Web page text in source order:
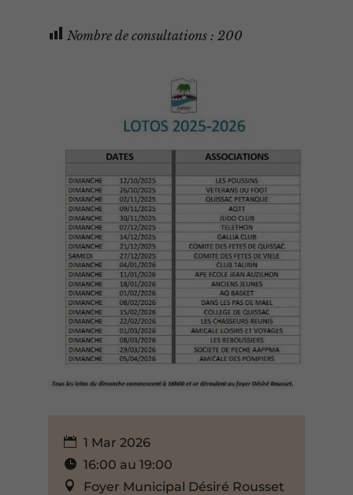
Nombre de consultations : 200
1 Mar 2026
16:00 au 19:00
Foyer Municipal Désiré Rousset